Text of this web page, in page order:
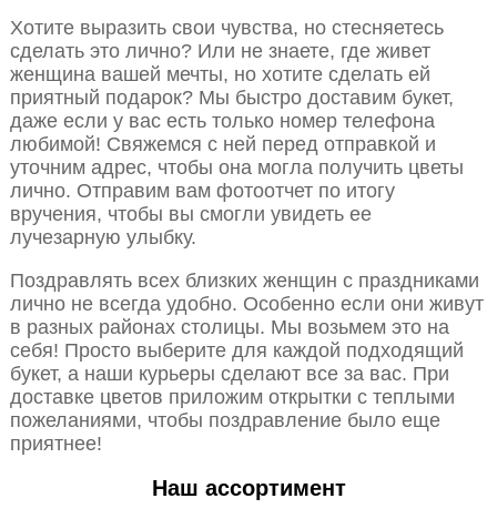
Хотите выразить свои чувства, но стесняетесь
сделать это лично? Или не знаете, где живет
женщина вашей мечты, но хотите сделать ей
приятный подарок? Мы быстро доставим букет,
даже если у вас есть только номер телефона
любимой! Свяжемся с ней перед отправкой и
уточним адрес, чтобы она могла получить цветы
лично. Отправим вам фотоотчет по итогу
вручения, чтобы вы смогли увидеть ее
лучезарную улыбку.
Поздравлять всех близких женщин с праздниками
лично не всегда удобно. Особенно если они живут
в разных районах столицы. Мы возьмем это на
себя! Просто выберите для каждой подходящий
букет, а наши курьеры сделают все за вас. При
доставке цветов приложим открытки с теплыми
пожеланиями, чтобы поздравление было еще
приятнее!
Наш ассортимент